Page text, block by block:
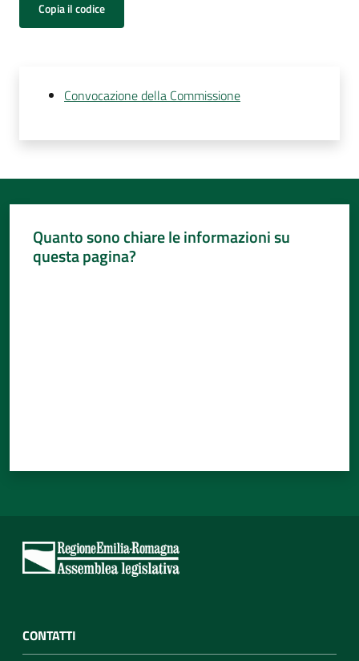
Copia il codice
Convocazione della Commissione
Quanto sono chiare le informazioni su
questa pagina?
CONTATTI